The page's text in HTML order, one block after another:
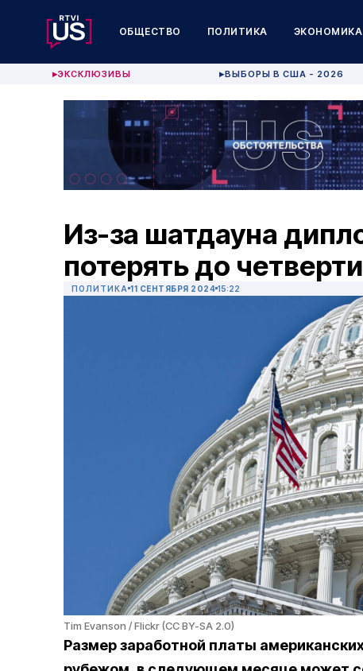
ОБЩЕСТВО ПОЛИТИКА ЭКОНОМИКА
▶ЭКСКЛЮЗИВЫ ▶ВЫБОРЫ В США - 2026
Из-за шатдауна
потерять до
ПОЛИТИКА 11 СЕНТЯБРЯ 2024 15:22
Tim Evanson / Flickr (CC BY-SA 2.0)
Размер заработной платы